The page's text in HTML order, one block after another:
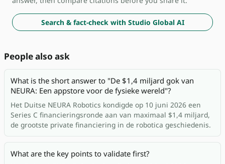
Search & fact-check with Studio Global AI
People also ask
What is the short answer to "De $1,4 miljard gok van
NEURA: Een appstore voor de fysieke wereld"?
Het Duitse NEURA Robotics kondigde op 10 juni 2026 een
Series C financieringsronde aan van maximaal $1,4 miljard,
de grootste private financiering in de robotica geschiedenis.
What are the key points to validate first?